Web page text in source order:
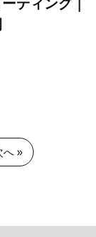
ティング｜
へ »